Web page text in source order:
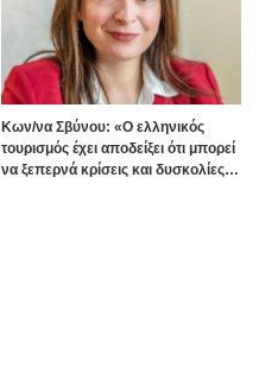
Kων/να Σβύνου: «Ο ελληνικός
τουρισμός έχει αποδείξει ότι μπορεί
να ξεπερνά κρίσεις και δυσκολίες»